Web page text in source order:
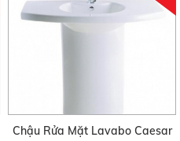
Chậu Rửa Mặt Lavabo Caesar